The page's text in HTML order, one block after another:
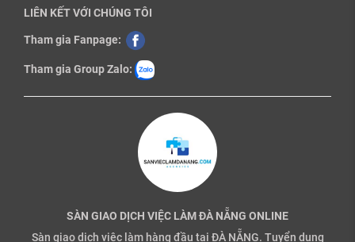
LIÊN KẾT VỚI CHÚNG TÔI
Tham gia Fanpage:
Tham gia Group Zalo:
SÀN GIAO DỊCH VIỆC LÀM ĐÀ NẴNG ONLINE
Sàn giao dịch việc làm hàng đầu tại ĐÀ NẴNG. Tuyển dụng